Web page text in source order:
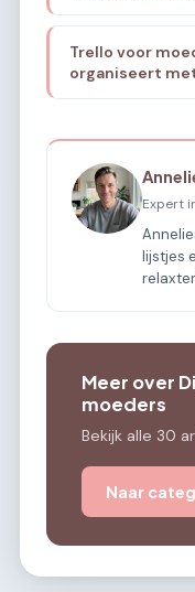
Trello voor
organiseert
Expert
lijstjes
Meer over
moeders
Bekijk alle 30
Naar